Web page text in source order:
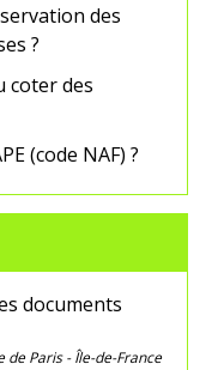
des
?
coter des
(code NAF) ?
documents
Paris - Île-de-France